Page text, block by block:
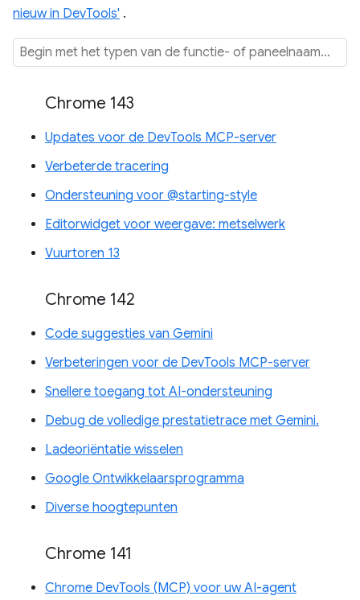
nieuw in DevTools' .
Chrome 143
Updates voor de DevTools MCP-server
Verbeterde tracering
Ondersteuning voor @starting-style
Editorwidget voor weergave: metselwerk
Vuurtoren 13
Chrome 142
Code suggesties van Gemini
Verbeteringen voor de DevTools MCP-server
Snellere toegang tot AI-ondersteuning
Debug de volledige prestatietrace met Gemini.
Ladeoriëntatie wisselen
Google Ontwikkelaarsprogramma
Diverse hoogtepunten
Chrome 141
Chrome DevTools (MCP) voor uw AI-agent